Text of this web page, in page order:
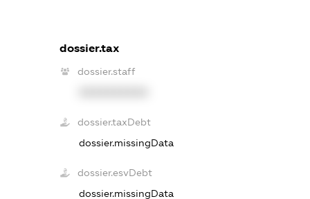
dossier.tax
dossier.staff
dossier.taxDebt
dossier.missingData
dossier.esvDebt
dossier.missingData